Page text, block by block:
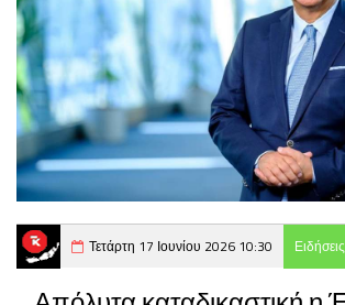
Τετάρτη 17 Ιουνίου 2026 10:30 Ειδήσεις